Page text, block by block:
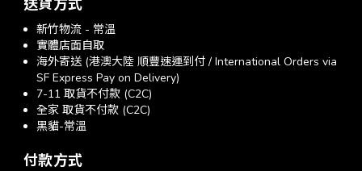
送貨方式
新竹物流 - 常溫
實體店面自取
海外寄送 (港澳大陸 順豐速運到付 / International Orders via
SF Express Pay on Delivery)
7-11 取貨不付款 (C2C)
全家 取貨不付款 (C2C)
黑貓-常溫
付款方式